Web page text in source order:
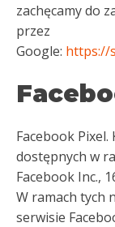
zachęcamy do
przez
Google: https://
Facebook
dostępnych w
Facebook Inc.,
W ramach tych
serwisie